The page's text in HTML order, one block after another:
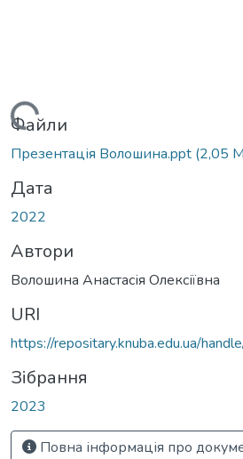
Вантажиться...
Файли
Презентація Волошина.ppt (2,05
Дата
Автори
Волошина Анастасія Олексіївна
URI
https://repositary.knuba.edu.ua/
Зібрання
2023
Повна інформація про